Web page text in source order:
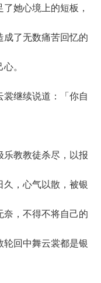
她心境上的短板，
成了无数痛苦回忆的
。
继续说道：「你自
教教徒杀尽，以报
，心气以散，被银
奈，不得不将自己的
回中舞云裳都是银